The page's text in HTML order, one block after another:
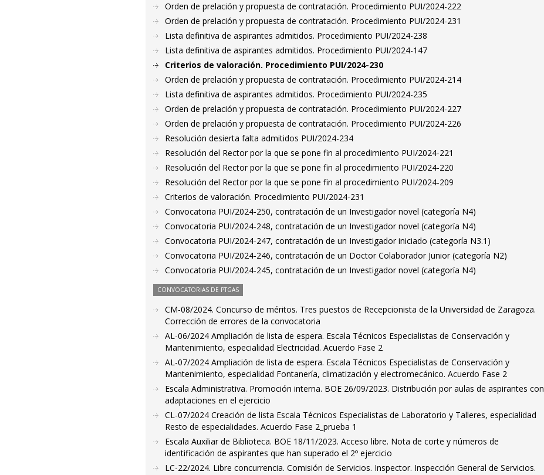
Orden de prelación y propuesta de contratación. Procedimiento PUI/2024-222
Orden de prelación y propuesta de contratación. Procedimiento PUI/2024-231
Lista definitiva de aspirantes admitidos. Procedimiento PUI/2024-238
Lista definitiva de aspirantes admitidos. Procedimiento PUI/2024-147
Criterios de valoración. Procedimiento PUI/2024-230
Orden de prelación y propuesta de contratación. Procedimiento PUI/2024-214
Lista definitiva de aspirantes admitidos. Procedimiento PUI/2024-235
Orden de prelación y propuesta de contratación. Procedimiento PUI/2024-227
Orden de prelación y propuesta de contratación. Procedimiento PUI/2024-226
Resolución desierta falta admitidos PUI/2024-234
Resolución del Rector por la que se pone fin al procedimiento PUI/2024-221
Resolución del Rector por la que se pone fin al procedimiento PUI/2024-220
Resolución del Rector por la que se pone fin al procedimiento PUI/2024-209
Criterios de valoración. Procedimiento PUI/2024-231
Convocatoria PUI/2024-250, contratación de un Investigador novel (categoría N4)
Convocatoria PUI/2024-248, contratación de un Investigador novel (categoría N4)
Convocatoria PUI/2024-247, contratación de un Investigador iniciado (categoría N3.1)
Convocatoria PUI/2024-246, contratación de un Doctor Colaborador Junior (categoría N2)
Convocatoria PUI/2024-245, contratación de un Investigador novel (categoría N4)
CONVOCATORIAS DE PTGAS
CM-08/2024. Concurso de méritos. Tres puestos de Recepcionista de la Universidad de Zaragoza.
Corrección de errores de la convocatoria
AL-06/2024 Ampliación de lista de espera. Escala Técnicos Especialistas de Conservación y
Mantenimiento, especialidad Electricidad. Acuerdo Fase 2
AL-07/2024 Ampliación de lista de espera. Escala Técnicos Especialistas de Conservación y
Mantenimiento, especialidad Fontanería, climatización y electromecánico. Acuerdo Fase 2
Escala Administrativa. Promoción interna. BOE 26/09/2023. Distribución por aulas de aspirantes con
adaptaciones en el ejercicio
CL-07/2024 Creación de lista Escala Técnicos Especialistas de Laboratorio y Talleres, especialidad
Resto de especialidades. Acuerdo Fase 2_prueba 1
Escala Auxiliar de Biblioteca. BOE 18/11/2023. Acceso libre. Nota de corte y números de
identificación de aspirantes que han superado el 2º ejercicio
LC-22/2024. Libre concurrencia. Comisión de Servicios. Inspector. Inspección General de Servicios.